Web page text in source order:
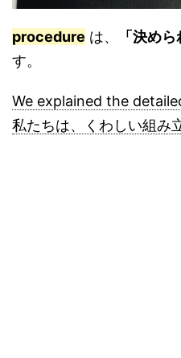
procedure は、 「決めら
す。
We explained the
私たちは、くわしい組み